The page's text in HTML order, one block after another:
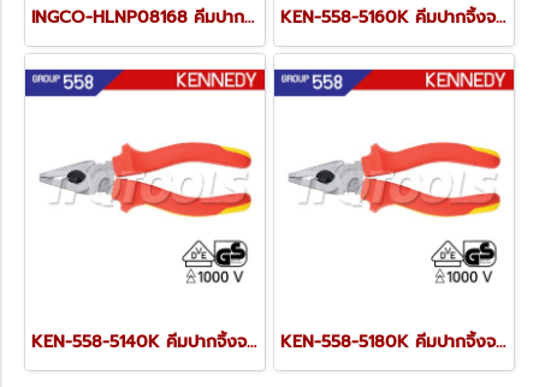
INGCO-HLNP08168 คีมปากแหลม 6 นิ้ว (160 มม.) KEN-558-5160K คีมปากจิ้งจกหุ้มฉนวนกันไฟ 7 นิ้ว / 180 มม. ด้ามแนวนกันไฟฟ้า VDE1000 INSULATED VDE1000V Pro-Torq Insulated Combination Pliers
KEN-558-5140K คีมปากจิ้งจกหุ้มฉนวนกันไฟ 6 นิ้ว / 160 มม. ด้ามแนวนกันไฟฟ้า VDE1000 INSULATED VDE1000V Pro-Torq Insulated Combination Pliers KEN-558-5180K คีมปากจิ้งจกหุ้มฉนวนกันไฟ 8 นิ้ว / 200 มม. ด้ามแนวนกันไฟฟ้า VDE1000 INSULATED VDE1000V Pro-Torq Insulated Combination Pliers